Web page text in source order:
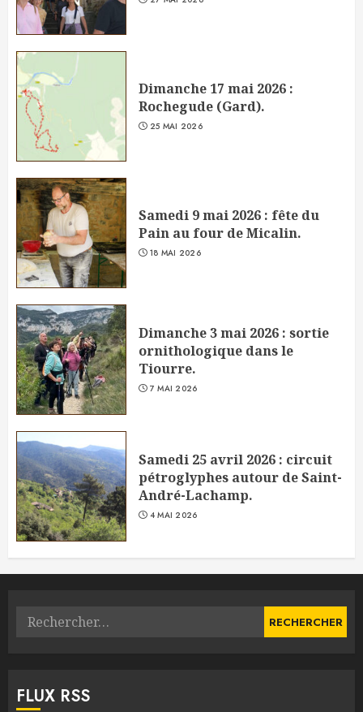
Dimanche 17 mai 2026 :
Rochegude (Gard).
25 MAI 2026
Samedi 9 mai 2026 : fête du
Pain au four de Micalin.
18 MAI 2026
Dimanche 3 mai 2026 : sortie
ornithologique dans le
Tiourre.
7 MAI 2026
Samedi 25 avril 2026 : circuit
pétroglyphes autour de Saint-
André-Lachamp.
4 MAI 2026
Rechercher :
FLUX RSS